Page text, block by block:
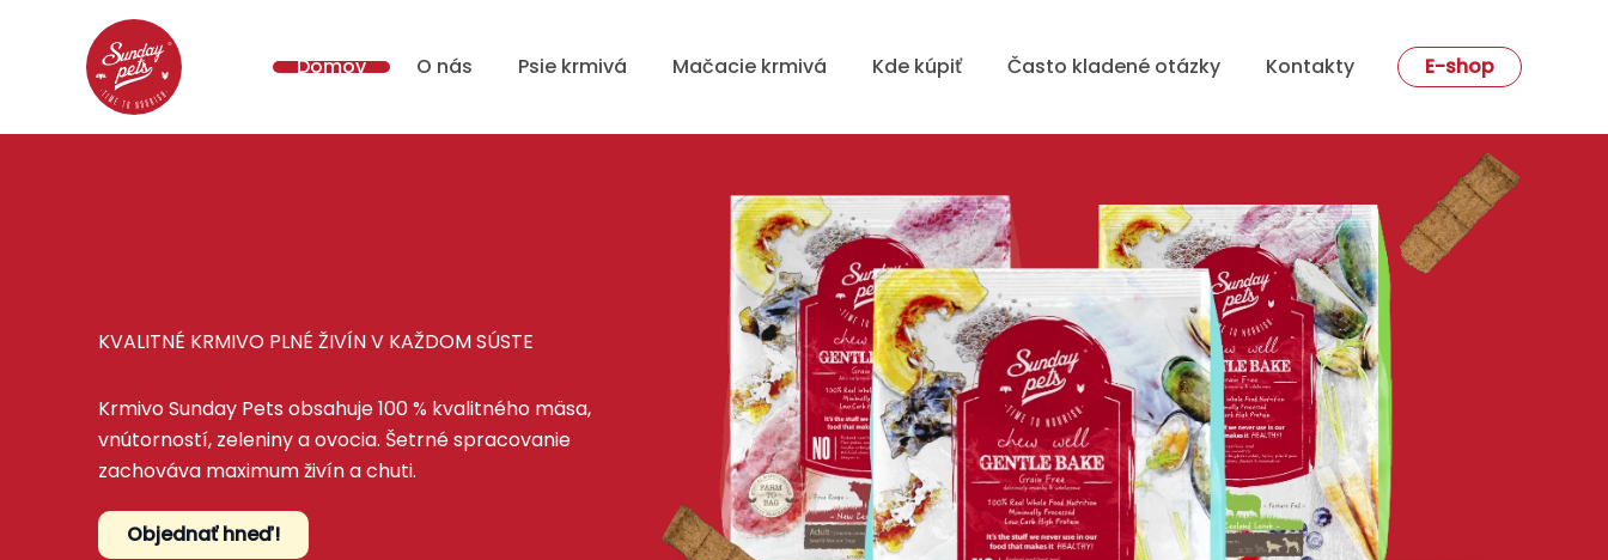
Domov O nás Psie krmivá Mačacie krmivá Kde kúpiť Často kladené otázky Kontakty E-shop
KVALITNÉ KRMIVO PLNÉ ŽIVÍN V KAŽDOM SÚSTE
Krmivo Sunday Pets obsahuje 100 % kvalitného mäsa,
vnútorností, zeleniny a ovocia. Šetrné spracovanie
zachováva maximum živín a chuti.
Objednať hneď!